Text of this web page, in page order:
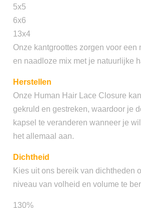
5x5
6x6
13x4
Onze kantgroottes zorgen voor een
en naadloze mix met je natuurlijke
Herstellen
Onze Human Hair Lace Closure
gekruld en gestreken, waardoor je
kapsel te veranderen wanneer je
het allemaal aan.
Dichtheid
Kies uit ons bereik van dichtheden
niveau van volheid en volume te
130%